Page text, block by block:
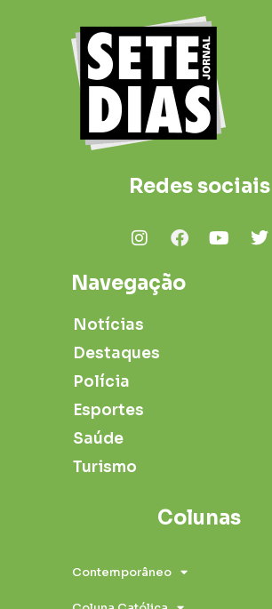
Redes sociais
Navegação
Notícias
Destaques
Polícia
Esportes
Saúde
Turismo
Colunas
Contemporâneo